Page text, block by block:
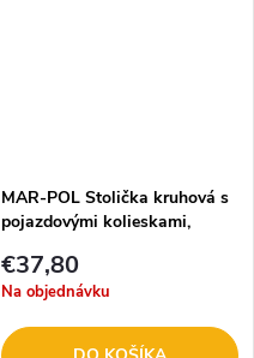
MAR-POL Stolička kruhová s
pojazdovými kolieskami,
M80192
€37,80
Na objednávku